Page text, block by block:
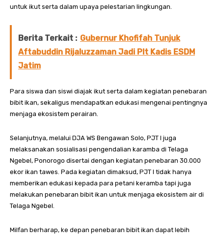
untuk ikut serta dalam upaya pelestarian lingkungan.
Berita Terkait : Gubernur Khofifah Tunjuk
Aftabuddin Rijaluzzaman Jadi Plt Kadis ESDM
Jatim
Para siswa dan siswi diajak ikut serta dalam kegiatan penebaran
bibit ikan, sekaligus mendapatkan edukasi mengenai pentingnya
menjaga ekosistem perairan.
Selanjutnya, melalui DJA WS Bengawan Solo, PJT I juga
melaksanakan sosialisasi pengendalian karamba di Telaga
Ngebel, Ponorogo disertai dengan kegiatan penebaran 30.000
ekor ikan tawes. Pada kegiatan dimaksud, PJT I tidak hanya
memberikan edukasi kepada para petani keramba tapi juga
melakukan penebaran bibit ikan untuk menjaga ekosistem air di
Telaga Ngebel.
Milfan berharap, ke depan penebaran bibit ikan dapat lebih